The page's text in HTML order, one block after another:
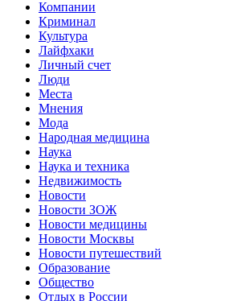
Компании
Криминал
Культура
Лайфхаки
Личный счет
Люди
Места
Мнения
Мода
Народная медицина
Наука
Наука и техника
Недвижимость
Новости
Новости ЗОЖ
Новости медицины
Новости Москвы
Новости путешествий
Образование
Общество
Отдых в России